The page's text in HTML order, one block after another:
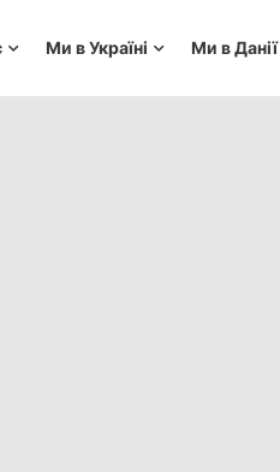
Ми в Україні Ми в Данії